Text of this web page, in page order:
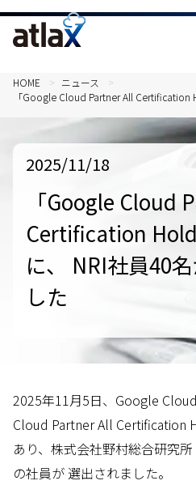
HOME
ニュース
「Google Cloud Partner All Certification
2025/11/18
「Google Cloud
Certification
に、 NRI社員40
した
2025年11月5日、Google
Cloud Partner All Certification
あり、株式会社野村総合研究
の社員が 選出されました。